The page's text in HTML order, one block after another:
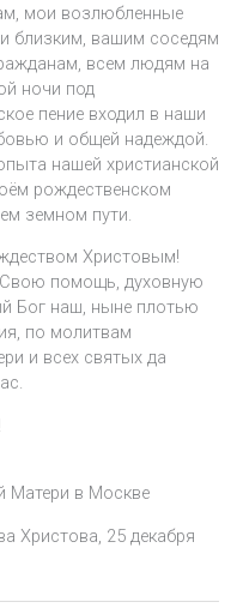
мои возлюбленные
близким, вашим соседям
всем людям на
ночи под
пение входил в наши
и общей надеждой.
нашей христианской
рождественском
земном пути.
Христовым!
Свою помощь, духовную
Бог наш, ныне плотью
по молитвам
и всех святых да
Матери в Москве
Христова, 25 декабря